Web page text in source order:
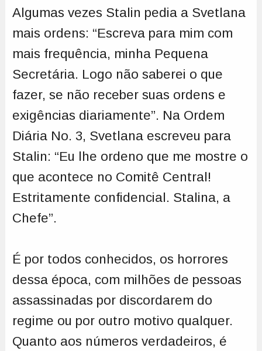
Algumas vezes Stalin pedia a Svetlana
mais ordens: “Escreva para mim com
mais frequência, minha Pequena
Secretária. Logo não saberei o que
fazer, se não receber suas ordens e
exigências diariamente”. Na Ordem
Diária No. 3, Svetlana escreveu para
Stalin: “Eu lhe ordeno que me mostre o
que acontece no Comitê Central!
Estritamente confidencial. Stalina, a
Chefe”.
É por todos conhecidos, os horrores
dessa época, com milhões de pessoas
assassinadas por discordarem do
regime ou por outro motivo qualquer.
Quanto aos números verdadeiros, é